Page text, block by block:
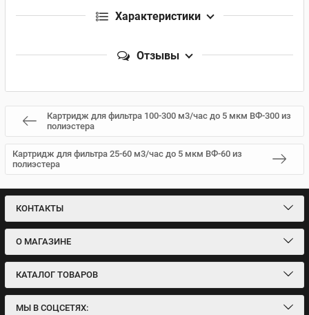
Характеристики
Отзывы
Картридж для фильтра 100-300 м3/час до 5 мкм ВФ-300 из
полиэстера
Картридж для фильтра 25-60 м3/час до 5 мкм ВФ-60 из
полиэстера
КОНТАКТЫ
О МАГАЗИНЕ
КАТАЛОГ ТОВАРОВ
МЫ В СОЦСЕТЯХ: